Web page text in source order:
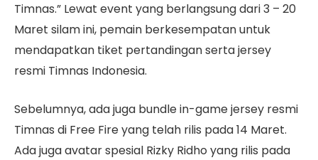
Timnas.” Lewat event yang berlangsung dari 3 – 20
Maret silam ini, pemain berkesempatan untuk
mendapatkan tiket pertandingan serta jersey
resmi Timnas Indonesia.
Sebelumnya, ada juga bundle in-game jersey resmi
Timnas di Free Fire yang telah rilis pada 14 Maret.
Ada juga avatar spesial Rizky Ridho yang rilis pada